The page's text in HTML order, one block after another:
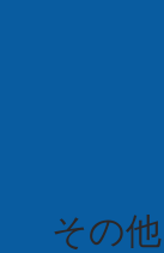
その他